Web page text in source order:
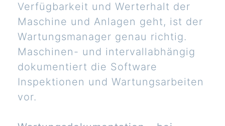
Verfügbarkeit und Werterhalt der
Maschine und Anlagen geht, ist der
Wartungsmanager genau richtig.
Maschinen- und intervallabhängig
dokumentiert die Software
Inspektionen und Wartungsarbeiten
vor.